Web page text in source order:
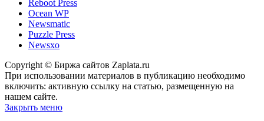
Reboot Press
Ocean WP
Newsmatic
Puzzle Press
Newsxo
Copyright © Биржа сайтов Zaplata.ru
При использовании материалов в публикацию необходимо
включить: активную ссылку на статью, размещенную на
нашем сайте.
Закрыть меню